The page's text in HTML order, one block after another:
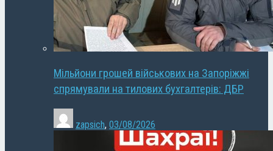
Мільйони грошей військових на Запоріжжі
спрямували на тилових бухгалтерів: ДБР
zapsich, 03/08/2026